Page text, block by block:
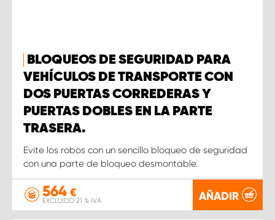
BLOQUEOS DE SEGURIDAD PARA
VEHÍCULOS DE TRANSPORTE CON
DOS PUERTAS CORREDERAS Y
PUERTAS DOBLES EN LA PARTE
TRASERA.
Evite los robos con un sencillo bloqueo de seguridad
con una parte de bloqueo desmontable.
564 €
EXCLUIDO 21 % IVA AÑADIR